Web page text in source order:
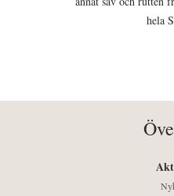
hela